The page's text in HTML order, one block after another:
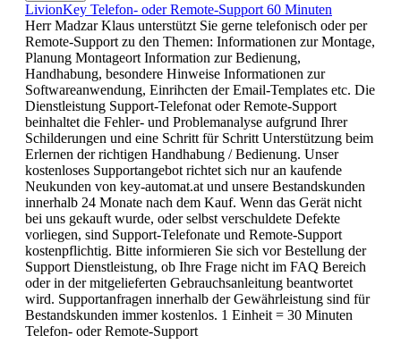
LivionKey Telefon- oder Remote-Support 60 Minuten
Herr Madzar Klaus unterstützt Sie gerne telefonisch oder per
Remote-Support zu den Themen: Informationen zur Montage,
Planung Montageort Information zur Bedienung,
Handhabung, besondere Hinweise Informationen zur
Softwareanwendung, Einrihcten der Email-Templates etc. Die
Dienstleistung Support-Telefonat oder Remote-Support
beinhaltet die Fehler- und Problemanalyse aufgrund Ihrer
Schilderungen und eine Schritt für Schritt Unterstützung beim
Erlernen der richtigen Handhabung / Bedienung. Unser
kostenloses Supportangebot richtet sich nur an kaufende
Neukunden von key-automat.at und unsere Bestandskunden
innerhalb 24 Monate nach dem Kauf. Wenn das Gerät nicht
bei uns gekauft wurde, oder selbst verschuldete Defekte
vorliegen, sind Support-Telefonate und Remote-Support
kostenpflichtig. Bitte informieren Sie sich vor Bestellung der
Support Dienstleistung, ob Ihre Frage nicht im FAQ Bereich
oder in der mitgelieferten Gebrauchsanleitung beantwortet
wird. Supportanfragen innerhalb der Gewährleistung sind für
Bestandskunden immer kostenlos. 1 Einheit = 30 Minuten
Telefon- oder Remote-Support